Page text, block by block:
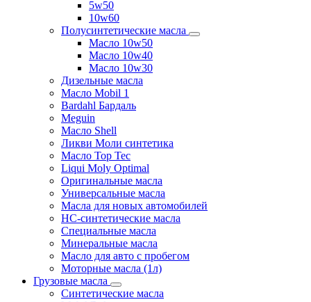
5w50
10w60
Полусинтетические масла
Масло 10w50
Масло 10w40
Масло 10w30
Дизельные масла
Масло Mobil 1
Bardahl Бардаль
Meguin
Масло Shell
Ликви Моли синтетика
Масло Top Tec
Liqui Moly Optimal
Оригинальные масла
Универсальные масла
Масла для новых автомобилей
HC-синтетические масла
Специальные масла
Минеральные масла
Масло для авто с пробегом
Моторные масла (1л)
Грузовые масла
Синтетические масла